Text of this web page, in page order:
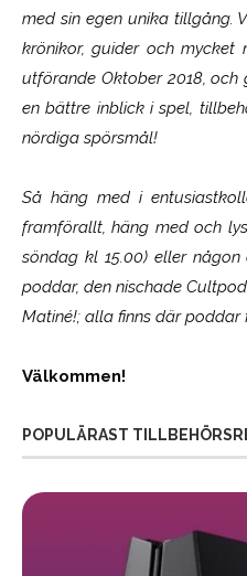
med sin egen unika tillgång.
krönikor, guider och mycket
utförande Oktober 2018,
en bättre inblick i spel,
nördiga spörsmål!
Så häng med i
framförallt, häng med och
söndag kl 15.00) eller
poddar, den nischade
Matiné!; alla finns där poddar
Välkommen!
POPULÄRAST